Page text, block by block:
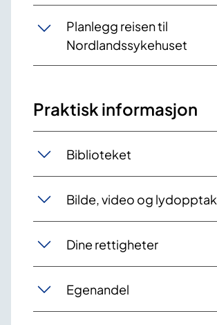
Planlegg reisen til
Nordlandssykehuset
Praktisk informasjon
Biblioteket
Bilde, video og lydopptak
Dine rettigheter
Egenandel